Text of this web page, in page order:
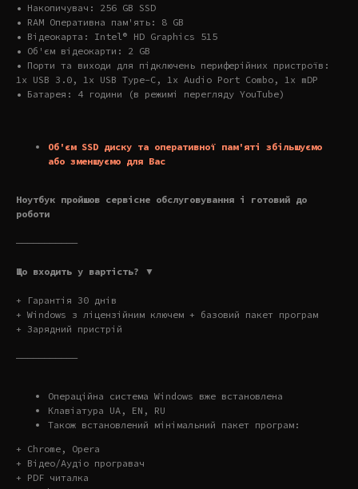
• Накопичувач: 256 GB SSD
• RAM Оперативна пам'ять: 8 GB
• Відеокарта: Intel® HD Graphics 515
• Об'єм відеокарти: 2 GB
• Порти та виходи для підключень периферійних пристроїв:
1x USB 3.0, 1x USB Type-C, 1x Audio Port Combo, 1x mDP
• Батарея: 4 години (в режимі перегляду YouTube)
Об'єм SSD диску та оперативної пам'яті збільшуємо
або зменшуємо для Вас
Ноутбук пройшов сервісне обслуговування і готовий до
роботи
———————————
Що входить у вартість? ▼
+ Гарантія 30 днів
+ Windows з ліцензійним ключем + базовий пакет програм
+ Зарядний пристрій
———————————
Операційна система Windows вже встановлена
Клавіатура UA, EN, RU
Також встановлений мінімальний пакет програм:
+ Chrome, Opera
+ Відео/Аудіо програвач
+ PDF читалка